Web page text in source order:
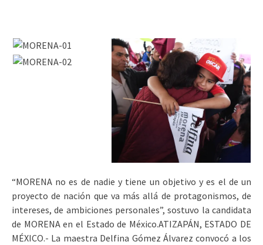
“MORENA no es de nadie y tiene un objetivo y es el de un
proyecto de nación que va más allá de protagonismos, de
intereses, de ambiciones personales”, sostuvo la candidata
de MORENA en el Estado de México.ATIZAPÁN, ESTADO DE
MÉXICO.- La maestra Delfina Gómez Álvarez convocó a los